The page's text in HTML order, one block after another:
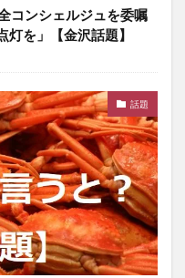
コンシェルジュを委嘱
を」【金沢話題】
話題